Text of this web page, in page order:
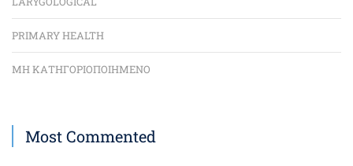
PRIMARY HEALTH
ΜΗ ΚΑΤΗΓΟΡΙΟΠΟΙΗΜΈΝΟ
Most Commented